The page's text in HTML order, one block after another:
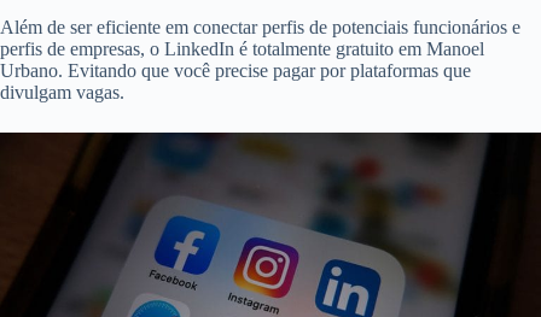
Além de ser eficiente em conectar perfis de potenciais funcionários e
perfis de empresas, o LinkedIn é totalmente gratuito em Manoel
Urbano. Evitando que você precise pagar por plataformas que
divulgam vagas.